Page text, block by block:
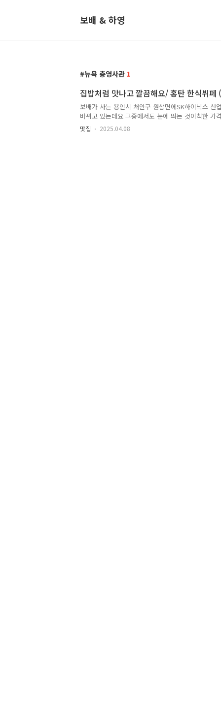
보배 & 하영
뉴욕 총영사관 1
집밥처럼 맛나고 깔끔해요/ 홍탄 한식뷔페
보배가 사는 용인시 처안구 원삼면에SK하이닉스 산
바뀌고 있는데요 그중에서도 눈에 띄는 것이착한 가
저기 많이 생겼습니다 오늘은 다은씨가 잘 아는 지인
받아 가는데차로 가면 3분 정도 걸리지만 운동삼아
침저녁으로 기온차는 심해도 이미 봄이 왔어요부지
놓았고요노란 민들레도 보입니다아고~~ 여기까지 여
맛집 2025.04.08